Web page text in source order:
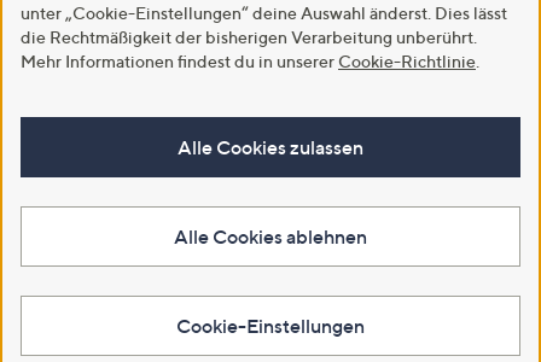
unter „Cookie-Einstellungen“ deine Auswahl änderst. Dies lässt
die Rechtmäßigkeit der bisherigen Verarbeitung unberührt.
Mehr Informationen findest du in unserer Cookie-Richtlinie
Alle Cookies zulassen
Alle Cookies ablehnen
Cookie-Einstellungen